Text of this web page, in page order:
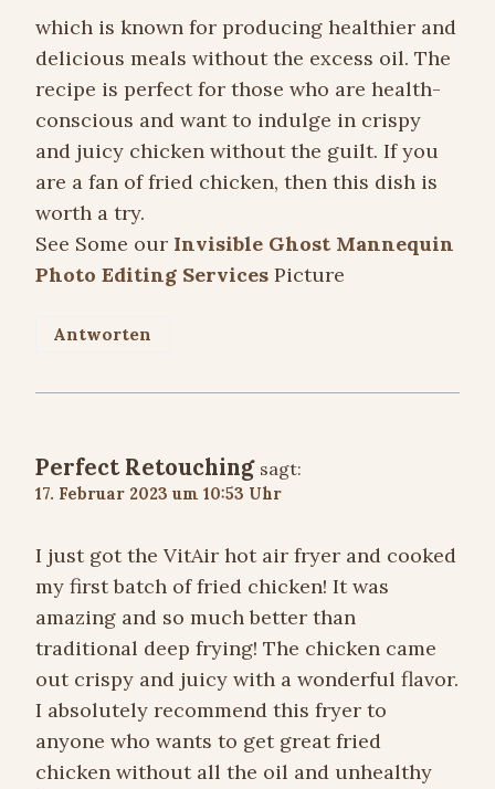
which is known for producing healthier and
delicious meals without the excess oil. The
recipe is perfect for those who are health-
conscious and want to indulge in crispy
and juicy chicken without the guilt. If you
are a fan of fried chicken, then this dish is
worth a try.
See Some our Invisible Ghost Mannequin
Photo Editing Services Picture
Antworten
Perfect Retouching sagt:
17. Februar 2023 um 10:53 Uhr
I just got the VitAir hot air fryer and cooked
my first batch of fried chicken! It was
amazing and so much better than
traditional deep frying! The chicken came
out crispy and juicy with a wonderful flavor.
I absolutely recommend this fryer to
anyone who wants to get great fried
chicken without all the oil and unhealthy